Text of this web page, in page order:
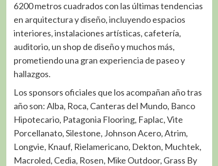
6200 metros cuadrados con las últimas tendencias
en arquitectura y diseño, incluyendo espacios
interiores, instalaciones artísticas, cafetería,
auditorio, un shop de diseño y muchos más,
prometiendo una gran experiencia de paseo y
hallazgos.
Los sponsors oficiales que los acompañan año tras
año son: Alba, Roca, Canteras del Mundo, Banco
Hipotecario, Patagonia Flooring, Faplac, Vite
Porcellanato, Silestone, Johnson Acero, Atrim,
Longvie, Knauf, Rielamericano, Dekton, Muchtek,
Macroled, Cedia, Rosen, Mike Outdoor, Grass By